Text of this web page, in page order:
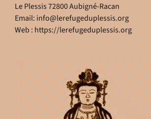
Le Plessis 72800 Aubigné-Racan
Email: info@lerefugeduplessis.org
Web : https://lerefugeduplessis.org